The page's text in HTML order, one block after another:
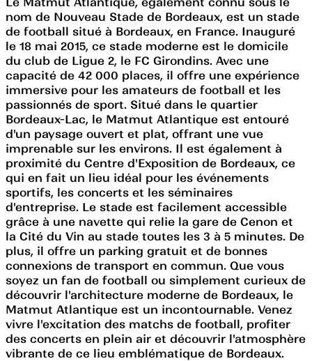
nom de Nouveau Stade de Bordeaux, est un stade
de football situé à Bordeaux, en France. Inauguré
le 18 mai 2015, ce stade moderne est le domicile
du club de Ligue 2, le FC Girondins. Avec une
capacité de 42 000 places, il offre une expérience
immersive pour les amateurs de football et les
passionnés de sport. Situé dans le quartier
Bordeaux-Lac, le Matmut Atlantique est entouré
d'un paysage ouvert et plat, offrant une vue
imprenable sur les environs. Il est également à
proximité du Centre d'Exposition de Bordeaux, ce
qui en fait un lieu idéal pour les événements
sportifs, les concerts et les séminaires
d'entreprise. Le stade est facilement accessible
grâce à une navette qui relie la gare de Cenon et
la Cité du Vin au stade toutes les 3 à 5 minutes. De
plus, il offre un parking gratuit et de bonnes
connexions de transport en commun. Que vous
soyez un fan de football ou simplement curieux de
découvrir l'architecture moderne de Bordeaux, le
Matmut Atlantique est un incontournable. Venez
vivre l'excitation des matchs de football, profiter
des concerts en plein air et découvrir l'atmosphère
vibrante de ce lieu emblématique de Bordeaux.